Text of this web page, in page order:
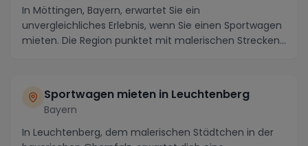
In Möttingen, Bayern, erwartet Sie ein
unvergleichliches Erlebnis, wenn Sie einen Sportwagen
mieten. Die Region punktet mit malerischen Strecken
Sportwagen mieten in Leuchtenberg
Bayern
In Leuchtenberg, dem malerischen Städtchen in der